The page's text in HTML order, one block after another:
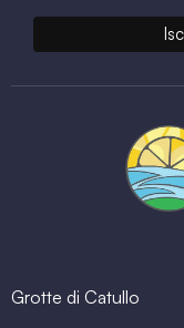
Grotte di Catullo